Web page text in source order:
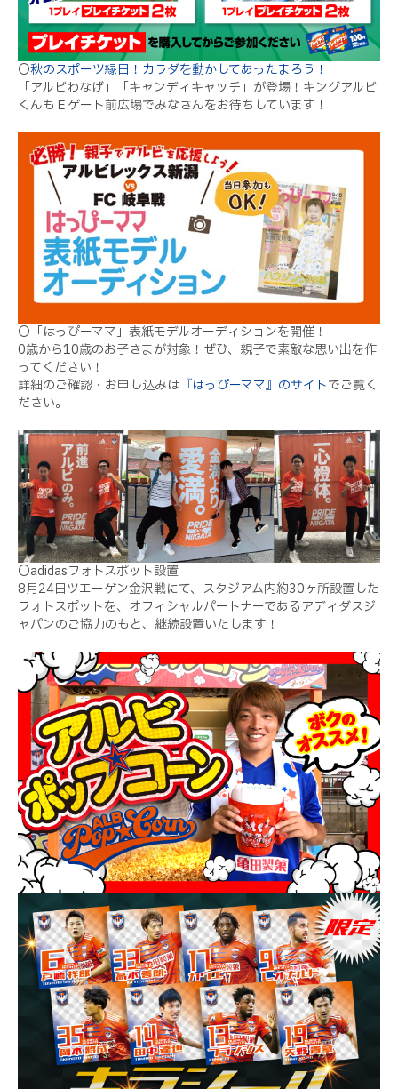
〇秋のスポーツ縁日！カラダを動かしてあったまろう！
「アルビわなげ」「キャンディキャッチ」が登場！キングアルビ
くんもＥゲート前広場でみなさんをお待ちしています！
〇 「はっぴーママ」表紙モデルオーディションを開催！
0歳から10歳のお子さまが対象！ぜひ、親子で素敵な思い出を作
ってください！
詳細のご確認・お申し込みは 『はっぴーママ』のサイトでご覧く
ださい。
〇adidasフォトスポット設置
8月24日ツエーゲン金沢戦にて、スタジアム内約30ヶ所設置した
フォトスポットを、オフィシャルパートナーであるアディダスジ
ャパンのご協力のもと、継続設置いたします！